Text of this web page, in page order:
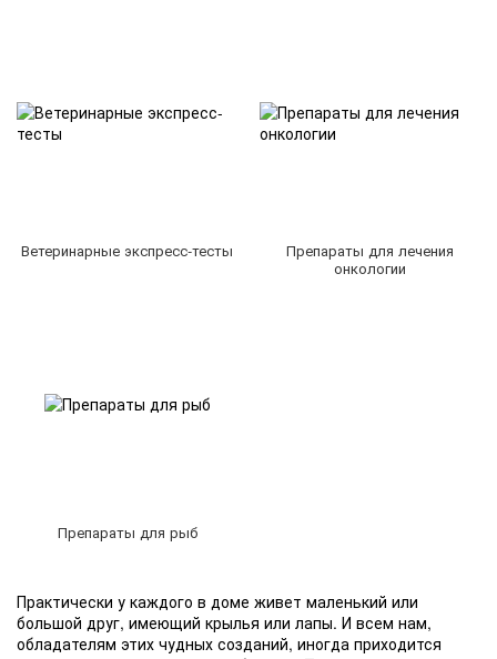
Ветеринарные экспресс-тесты
Препараты для лечения
онкологии
Препараты для рыб
Практически у каждого в доме живет маленький или
большой друг, имеющий крылья или лапы. И всем нам,
обладателям этих чудных созданий, иногда приходится